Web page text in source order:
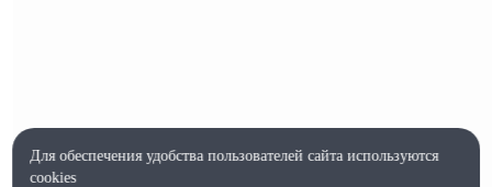
Для обеспечения удобства пользователей сайта используются
cookies